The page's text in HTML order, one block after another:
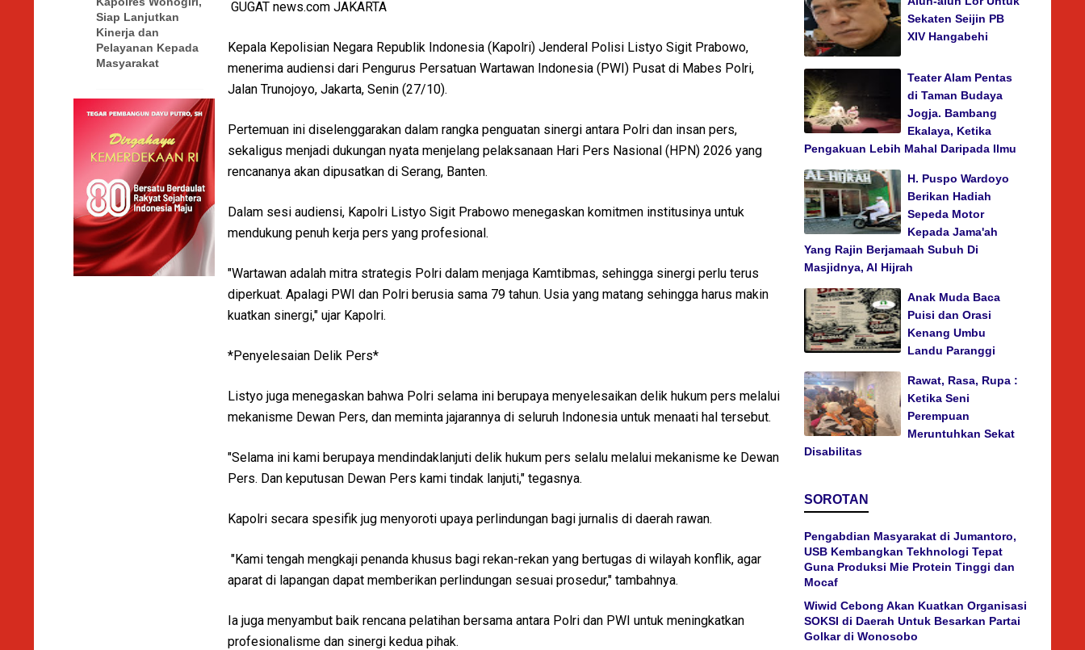
Siap Lanjutkan
Kinerja dan
Pelayanan Kepada
Masyarakat
GUGAT news.com JAKARTA
Kepala Kepolisian Negara Republik Indonesia (Kapolri) Jenderal Polisi Listyo Sigit Prabowo,
menerima audiensi dari Pengurus Persatuan Wartawan Indonesia (PWI) Pusat di Mabes Polri,
Jalan Trunojoyo, Jakarta, Senin (27/10).
Pertemuan ini diselenggarakan dalam rangka penguatan sinergi antara Polri dan insan pers,
sekaligus menjadi dukungan nyata menjelang pelaksanaan Hari Pers Nasional (HPN) 2026 yang
rencananya akan dipusatkan di Serang, Banten.
Dalam sesi audiensi, Kapolri Listyo Sigit Prabowo menegaskan komitmen institusinya untuk
mendukung penuh kerja pers yang profesional.
"Wartawan adalah mitra strategis Polri dalam menjaga Kamtibmas, sehingga sinergi perlu terus
diperkuat. Apalagi PWI dan Polri berusia sama 79 tahun. Usia yang matang sehingga harus makin
kuatkan sinergi," ujar Kapolri.
*Penyelesaian Delik Pers*
Listyo juga menegaskan bahwa Polri selama ini berupaya menyelesaikan delik hukum pers melalui
mekanisme Dewan Pers, dan meminta jajarannya di seluruh Indonesia untuk menaati hal tersebut.
"Selama ini kami berupaya mendindaklanjuti delik hukum pers selalu melalui mekanisme ke Dewan
Pers. Dan keputusan Dewan Pers kami tindak lanjuti," tegasnya.
Kapolri secara spesifik jug menyoroti upaya perlindungan bagi jurnalis di daerah rawan.
"Kami tengah mengkaji penanda khusus bagi rekan-rekan yang bertugas di wilayah konflik, agar
aparat di lapangan dapat memberikan perlindungan sesuai prosedur," tambahnya.
Ia juga menyambut baik rencana pelatihan bersama antara Polri dan PWI untuk meningkatkan
profesionalisme dan sinergi kedua pihak.
Sekaten Seijin PB
XIV Hangabehi
Teater Alam Pentas
di Taman Budaya
Jogja. Bambang
Ekalaya, Ketika
Pengakuan Lebih Mahal Daripada Ilmu
H. Puspo Wardoyo
Berikan Hadiah
Sepeda Motor
Kepada Jama'ah
Yang Rajin Berjamaah Subuh Di
Masjidnya, Al Hijrah
Anak Muda Baca
Puisi dan Orasi
Kenang Umbu
Landu Paranggi
Rawat, Rasa, Rupa :
Ketika Seni
Perempuan
Meruntuhkan Sekat
Disabilitas
SOROTAN
Pengabdian Masyarakat di Jumantoro,
USB Kembangkan Tekhnologi Tepat
Guna Produksi Mie Protein Tinggi dan
Mocaf
Wiwid Cebong Akan Kuatkan Organisasi
SOKSI di Daerah Untuk Besarkan Partai
Golkar di Wonosobo